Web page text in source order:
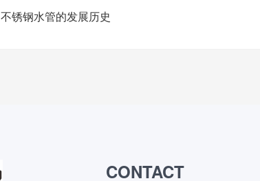
不锈钢水管的发展历史
CONTACT